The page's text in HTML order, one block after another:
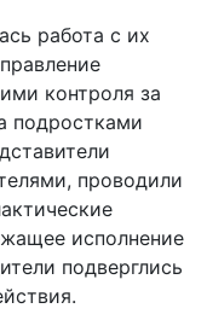
работа с их
контроля за
подростками
проводили
исполнение
подверглись